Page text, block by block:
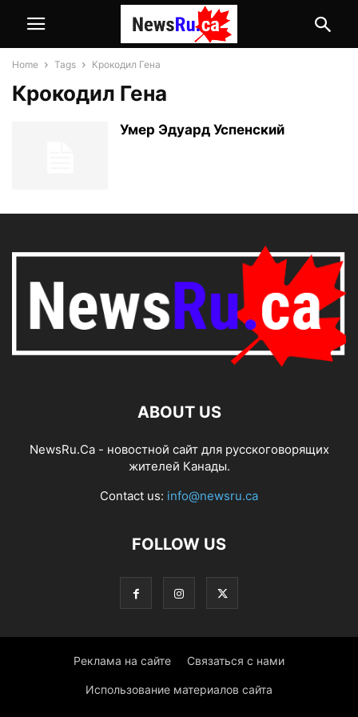
Home Tags Крокодил Гена
Крокодил Гена
Умер Эдуард Успенский
ABOUT US
NewsRu.Ca - новостной сайт для русскоговорящих
жителей Канады.
Contact us: info@newsru.ca
FOLLOW US
Реклама на сайте Связаться с нами
Использование материалов сайта